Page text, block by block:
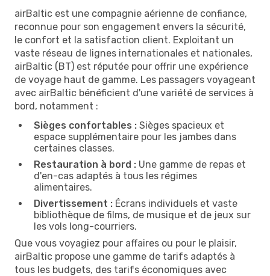
airBaltic est une compagnie aérienne de confiance,
reconnue pour son engagement envers la sécurité,
le confort et la satisfaction client. Exploitant un
vaste réseau de lignes internationales et nationales,
airBaltic (BT) est réputée pour offrir une expérience
de voyage haut de gamme. Les passagers voyageant
avec airBaltic bénéficient d'une variété de services à
bord, notamment :
Sièges confortables : Sièges spacieux et
espace supplémentaire pour les jambes dans
certaines classes.
Restauration à bord : Une gamme de repas et
d'en-cas adaptés à tous les régimes
alimentaires.
Divertissement : Écrans individuels et vaste
bibliothèque de films, de musique et de jeux sur
les vols long-courriers.
Que vous voyagiez pour affaires ou pour le plaisir,
airBaltic propose une gamme de tarifs adaptés à
tous les budgets, des tarifs économiques avec